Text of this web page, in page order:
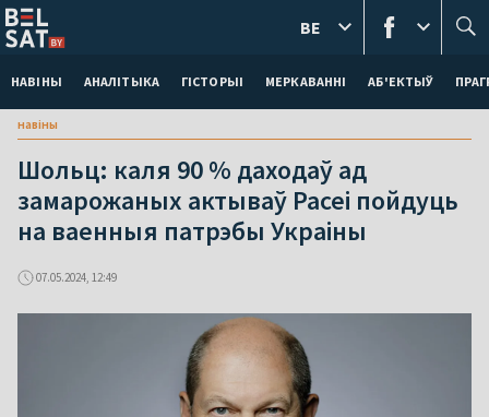
НАВІНЫ АНАЛІТЫКА ГІСТОРЫІ МЕРКАВАННI АБ'ЕКТЫЎ
BE
навіны
Шольц: каля 90 % даходаў ад
замарожаных актываў Расеі пойдуць
на ваенныя патрэбы Украіны
07.05.2024, 12:49